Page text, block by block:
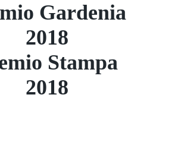
Gardenia
2018
Stampa
2018